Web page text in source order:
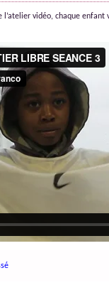
l’atelier vidéo, chaque